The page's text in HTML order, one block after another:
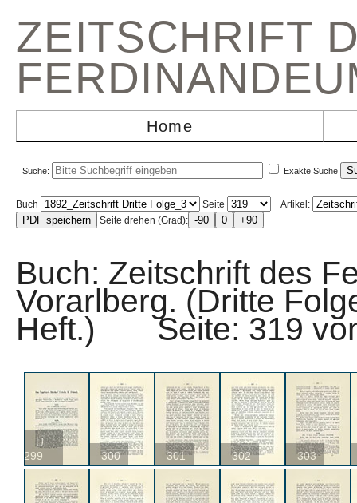
ZEITSCHRIFT
Home
Suche: Exakte Suche
Buch Seite
Artikel:
Seite drehen (Grad):
Buch: Zeitschrift des
Vorarlberg. (Dritte
Heft.) Seite: 319
U
299
300 301 302 303